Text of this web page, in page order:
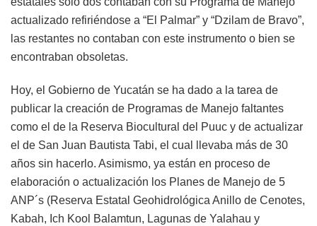
actualizado refiriéndose a “El Palmar” y “Dzilam de Bravo”,
las restantes no contaban con este instrumento o bien se
encontraban obsoletas.
Hoy, el Gobierno de Yucatán se ha dado a la tarea de
publicar la creación de Programas de Manejo faltantes
como el de la Reserva Biocultural del Puuc y de actualizar
el de San Juan Bautista Tabi, el cual llevaba más de 30
años sin hacerlo. Asimismo, ya están en proceso de
elaboración o actualización los Planes de Manejo de 5
ANP´s (Reserva Estatal Geohidrológica Anillo de Cenotes,
Kabah, Ich Kool Balamtun, Lagunas de Yalahau y